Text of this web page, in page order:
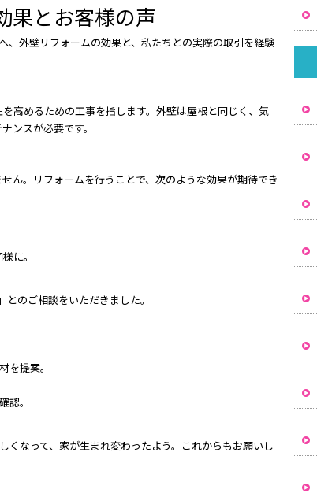
果とお客様の声
、外壁リフォームの効果と、私たちとの実際の取引を経験
高めるための工事を指します。外壁は屋根と同じく、気
ンスが必要です。
ん。リフォームを行うことで、次のような効果が期待でき
に。
のご相談をいただきました。
を提案。
認。
くなって、家が生まれ変わったよう。これからもお願いし